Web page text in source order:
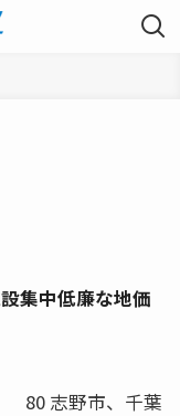
集中低廉な地価
80 志野市、千葉